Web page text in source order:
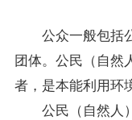
公众一般包括公
团体。公民（自然
者，是本能利用环
公民（自然人）